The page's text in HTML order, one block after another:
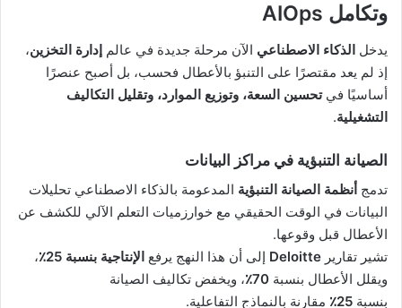
وتكامل AIOps
يدخل الذكاء الاصطناعي الآن مرحلة جديدة في عالم إدارة التخزين،
إذ لم يعد مقتصرًا على التنبؤ بالأعطال فحسب، بل أصبح عنصرًا
أساسيًا فيتحسين السعة، وتوزيع الموارد، وتقليل التكاليف
التشغيلية.
الصيانة التنبؤية في مراكز البيانات
تدمج أنظمة الصيانة التنبؤية المدعومة بالذكاء الاصطناعي تحليلات
البيانات في الوقت الحقيقي مع خوارزميات التعلم الآلي للكشف عن
الأعطال قبل وقوعها.
تشير تقارير Deloitte إلى أن هذا النهج يرفع الإنتاجية بنسبة 25٪
،
ويقلل الأعطال بنسبة 70٪ ، ويخفض تكاليف الصيانة
بنسبة 25٪ مقارنة بالنماذج التفاعلية.